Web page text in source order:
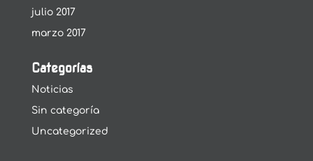
julio 2017
marzo 2017
Categorías
Noticias
Sin categoría
Uncategorized